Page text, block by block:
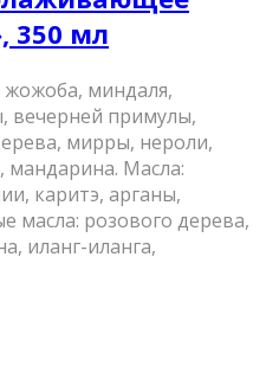
350 мл
жожоба, миндаля,
вечерней примулы,
мирры, нероли,
мандарина. Масла:
каритэ, арганы,
масла: розового дерева,
иланг-иланга,